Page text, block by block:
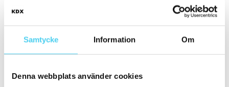
Samtycke Information Om
Denna webbplats använder cookies
ca 15x15 cm(34)
ca 20x(7)